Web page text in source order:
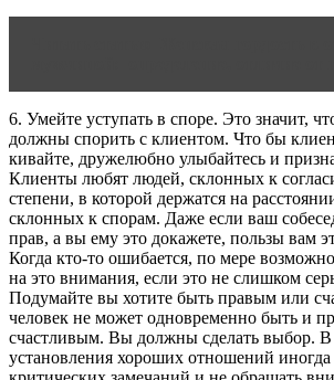
6. Умейте уступать в споре. Это значит,
должны спорить с клиентом. Что бы
кивайте, дружелюбно улыбайтесь и
Клиенты любят людей, склонных к
степени, в которой держатся на
склонных к спорам. Даже если ваш
прав, а вы ему это докажете, пользы вам
Когда кто-то ошибается, по мере
на это внимания, если это не слишком
Подумайте вы хотите быть правым или
человек не может одновременно быть и
счастливым. Вы должны сделать выбор. В
установления хороших отношений иногда